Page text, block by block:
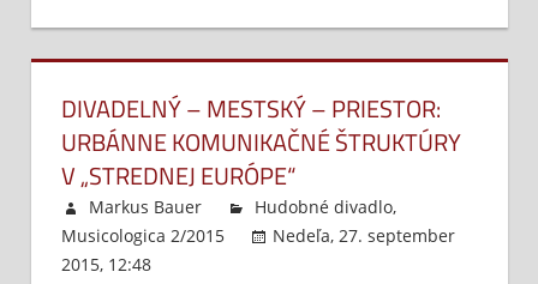
DIVADELNÝ – MESTSKÝ – PRIESTOR:
URBÁNNE KOMUNIKAČNÉ ŠTRUKTÚRY
V „STREDNEJ EURÓPE“
Markus Bauer Hudobné divadlo,
Musicologica 2/2015
Nedeľa, 27. september
2015, 12:48